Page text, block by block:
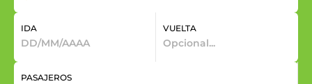
IDA VUELTA
PASAJEROS